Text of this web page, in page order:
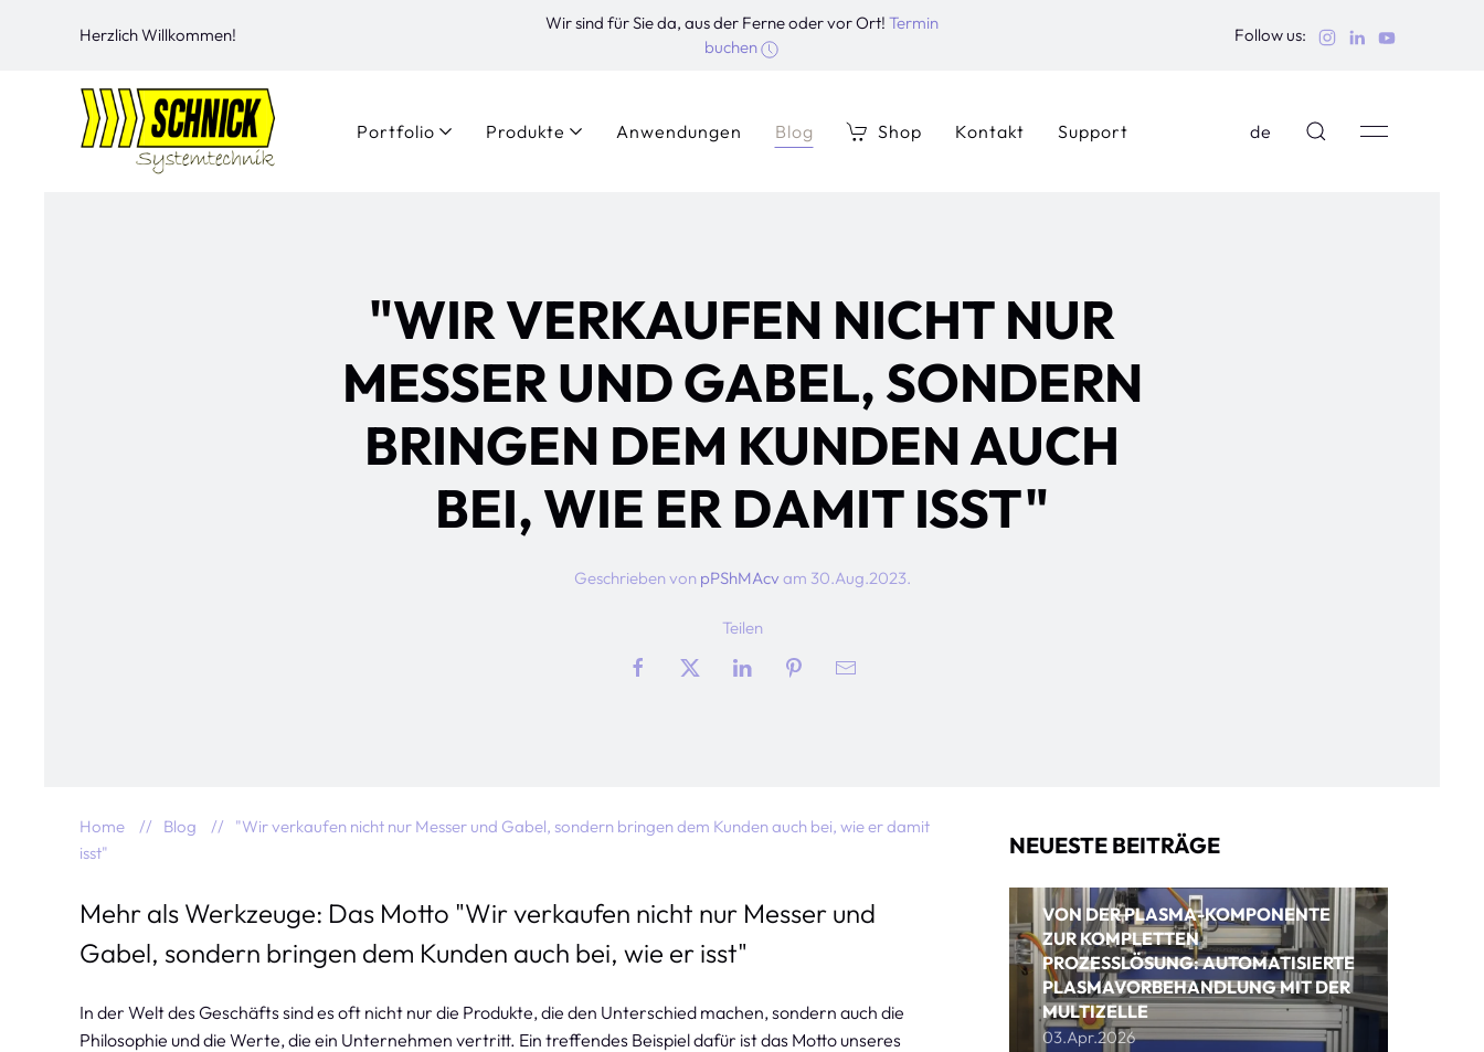
Herzlich Willkommen!
Wir sind für Sie da, aus der Ferne oder vor Ort! Termin
buchen
Follow us:
Portfolio Produkte Anwendungen Blog Shop Kontakt Support de
"WIR VERKAUFEN NICHT NUR
MESSER UND GABEL, SONDERN
BRINGEN DEM KUNDEN AUCH
BEI, WIE ER DAMIT ISST"
Geschrieben von pPShMAcv am 30.Aug.2023.
Teilen
Home Blog
"Wir verkaufen nicht nur Messer und Gabel, sondern bringen dem Kunden auch bei, wie er damit
isst"
Mehr als Werkzeuge: Das Motto "Wir verkaufen nicht nur Messer und
Gabel, sondern bringen dem Kunden auch bei, wie er isst"
In der Welt des Geschäfts sind es oft nicht nur die Produkte, die den Unterschied machen, sondern auch die
Philosophie und die Werte, die ein Unternehmen vertritt. Ein treffendes Beispiel dafür ist das Motto unseres
NEUESTE BEITRÄGE
VON DER PLASMA-KOMPONENTE
ZUR KOMPLETTEN
PROZESSLÖSUNG: AUTOMATISIERTE
PLASMAVORBEHANDLUNG MIT DER
MULTIZELLE
03.Apr.2026